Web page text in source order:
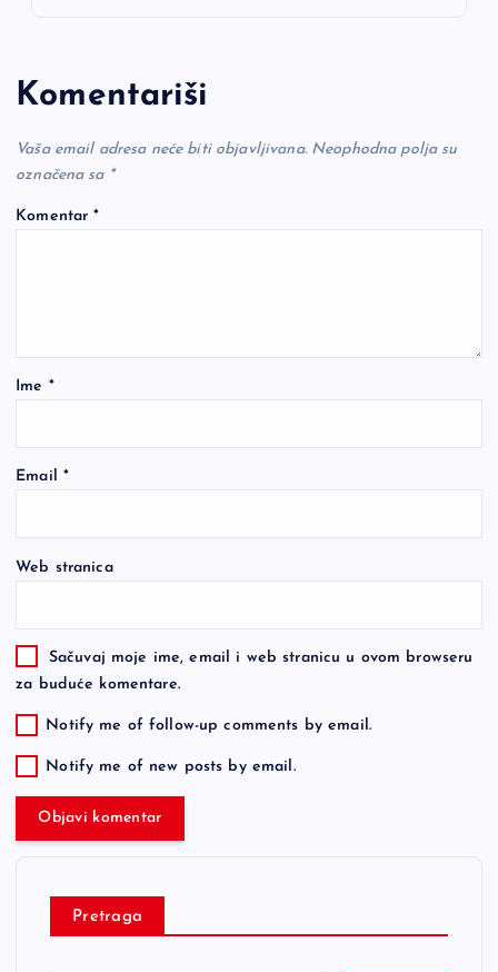
Komentariši
Vaša email adresa neće biti objavljivana. Neophodna polja su
označena sa *
Komentar*
Ime *
Email *
Web stranica
Sačuvaj moje ime, email i web stranicu u ovom browseru
za buduće komentare.
Notify me of follow-up comments by email.
Notify me of new posts by email.
Pretraga